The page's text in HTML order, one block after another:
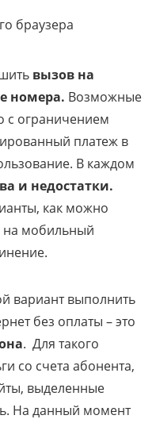
браузера
вызов на
номера. Возможные
с ограничением
платеж в
В каждом
и недостатки.
как можно
на мобильный
вариант выполнить
без оплаты – это
. Для такого
со счета абонента,
выделенные
На данный момент